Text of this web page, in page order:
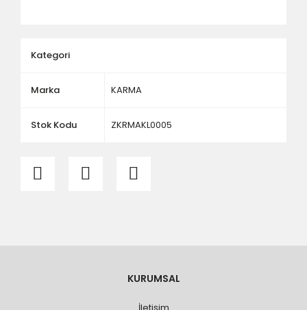
Kategori
Marka KARMA
Stok Kodu ZKRMAKL0005
KURUMSAL